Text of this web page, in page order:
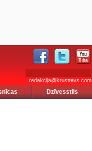
redakcija@krusttevs.com
Dzīvesstils